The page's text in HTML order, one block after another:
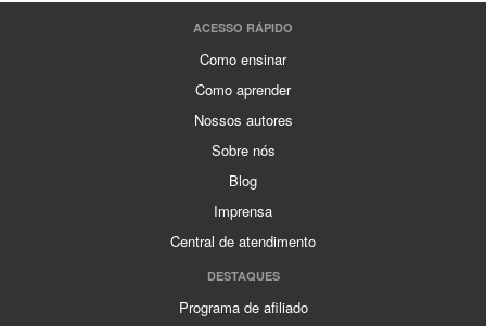
ACESSO RÁPIDO
Como ensinar
Como aprender
Nossos autores
Sobre nós
Blog
Imprensa
Central de atendimento
DESTAQUES
Programa de afiliado